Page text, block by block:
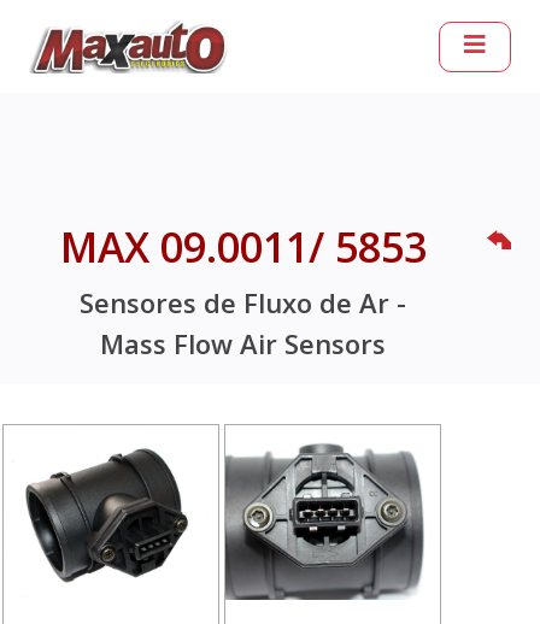
MAX 09.0011/ 5853
Sensores de Fluxo de Ar -
Mass Flow Air Sensors